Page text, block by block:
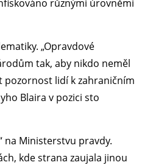
různými úrovněmi
„Opravdové
tak, aby nikdo neměl
pozornost lidí k zahraničním
Blaira v pozici sto
na Ministerstvu pravdy.
kde strana zaujala jinou